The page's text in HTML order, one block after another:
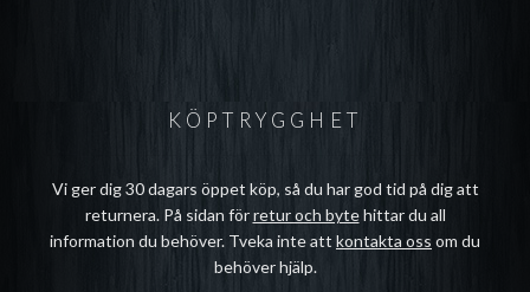
KÖPTRYGGHET
Vi ger dig 30 dagars öppet köp, så du har god tid på dig att
returnera. På sidan förretur och bytehittar du all
information du behöver. Tveka inte att kontakta oss om du
behöver hjälp.